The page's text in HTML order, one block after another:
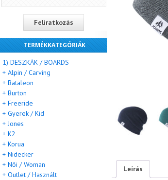
Leírás
TERMÉKKATEGÓRIÁK
1) DESZKÁK / BOARDS
+ Alpin / Carving
+ Bataleon
+ Burton
+ Freeride
+ Gyerek / Kid
+ Jones
+ K2
+ Korua
+ Nidecker
+ Női / Woman
+ Outlet / Használt